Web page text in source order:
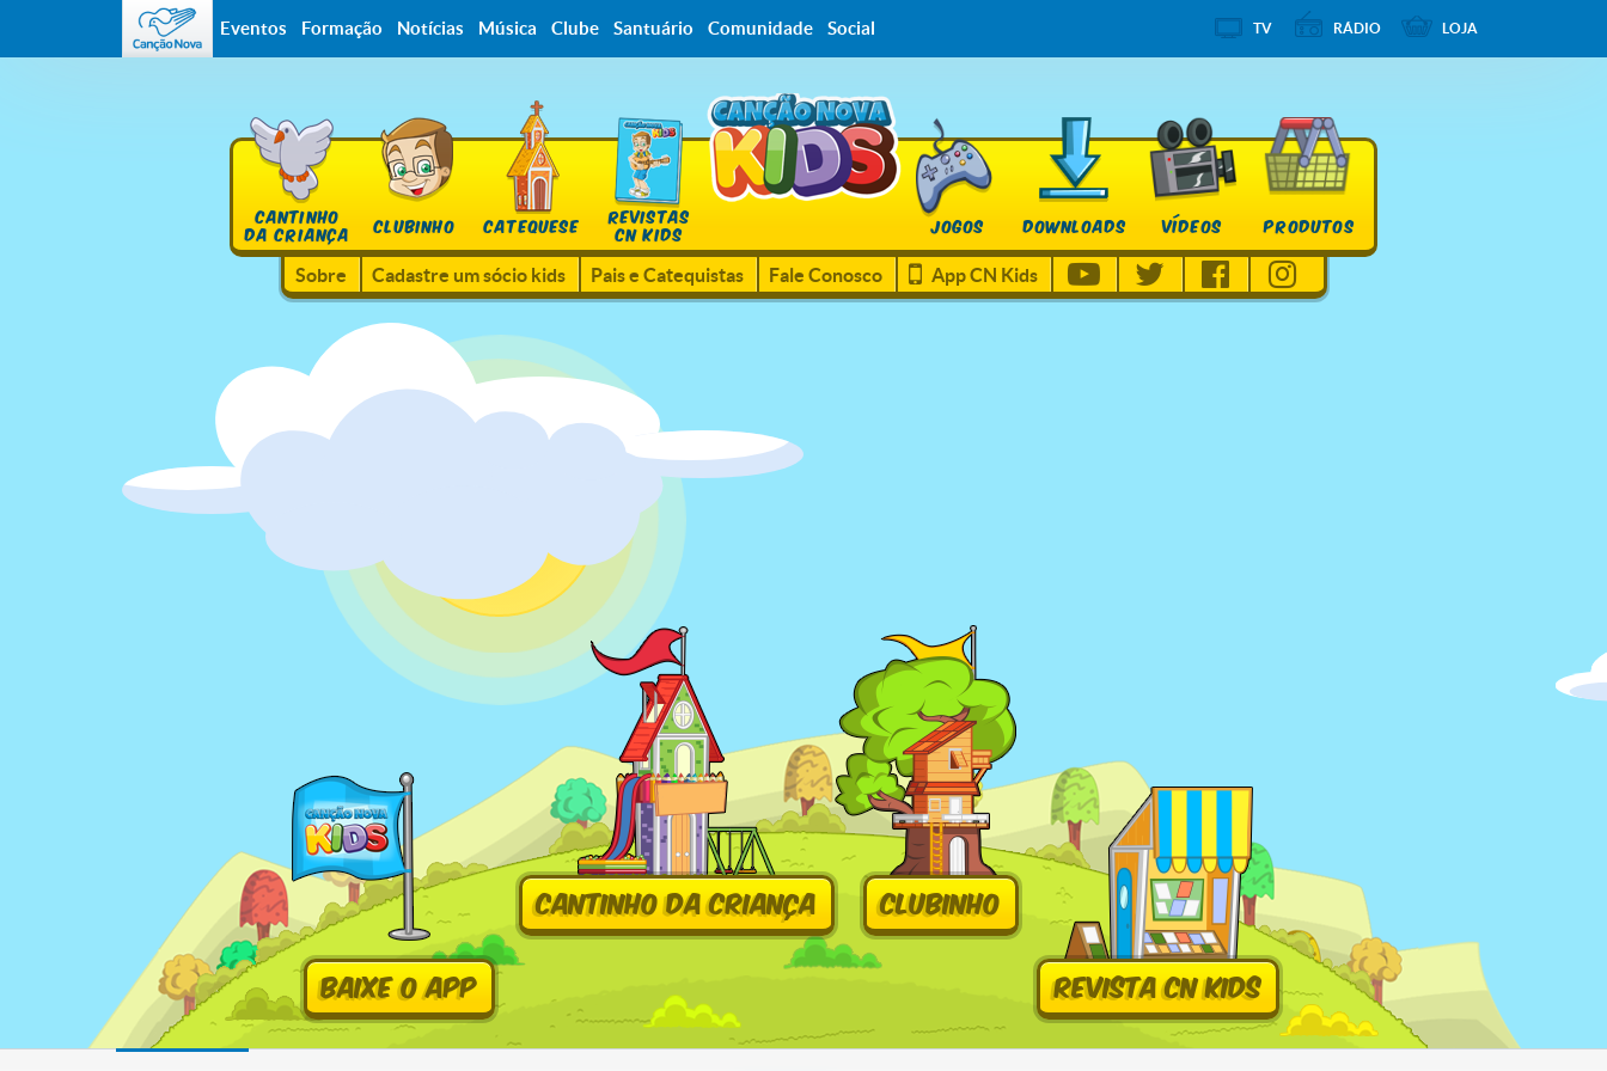
CANTINHO
DA CRIANÇA CLUBINHO CATEQUESE REVISTAS
CN KIDS JOGOS DOWNLOADS VÍDEOS PRODUTOS
Sobre Cadastre um sócio kids Pais e Catequistas Fale Conosco App CN Kids
Baixe o App
Cantinho da Criança Clubinho
Revista CN Kids
Eventos Formação Notícias Música Clube Santuário Comunidade Social TV RÁDIO LOJA